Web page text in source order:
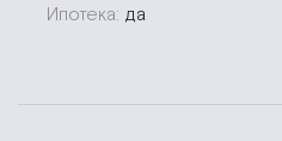
Ипотека: да